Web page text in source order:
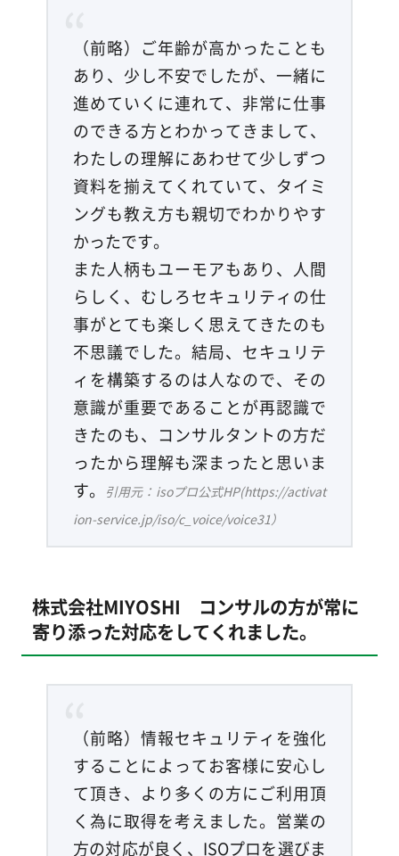
（前略）ご年齢が高かったことも
あり、少し不安でしたが、一緒に
進めていくに連れて、非常に仕事
のできる方とわかってきまして、
わたしの理解にあわせて少しずつ
資料を揃えてくれていて、タイミ
ングも教え方も親切でわかりやす
かったです。
また人柄もユーモアもあり、人間
らしく、むしろセキュリティの仕
事がとても楽しく思えてきたのも
不思議でした。結局、セキュリテ
ィを構築するのは人なので、その
意識が重要であることが再認識で
きたのも、コンサルタントの方だ
ったから理解も深まったと思いま
す。
引用元：isoプロ公式HP(https://activat
ion-service.jp/iso/c_voice/voice31）
株式会社MIYOSHI コンサルの方が常に
寄り添った対応をしてくれました。
（前略）情報セキュリティを強化
することによってお客様に安心し
て頂き、より多くの方にご利用頂
く為に取得を考えました。営業の
方の対応が良く、ISOプロを選びま